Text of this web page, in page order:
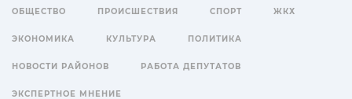
ОБЩЕСТВО ПРОИСШЕСТВИЯ СПОРТ ЖКХ
ЭКОНОМИКА КУЛЬТУРА ПОЛИТИКА
НОВОСТИ РАЙОНОВ РАБОТА ДЕПУТАТОВ
ЭКСПЕРТНОЕ МНЕНИЕ